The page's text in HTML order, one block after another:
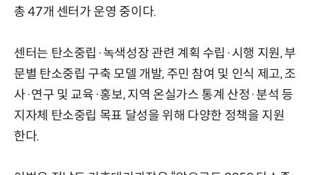
총 47개 센터가 운영 중이다.
센터는 탄소중립·녹색성장 관련 계획 수립·시행 지원, 부
문별 탄소중립 구축 모델 개발, 주민 참여 및 인식 제고, 조
사·연구 및 교육·홍보, 지역 온실가스 통계 산정·분석 등
지자체 탄소중립 목표 달성을 위해 다양한 정책을 지원
한다.